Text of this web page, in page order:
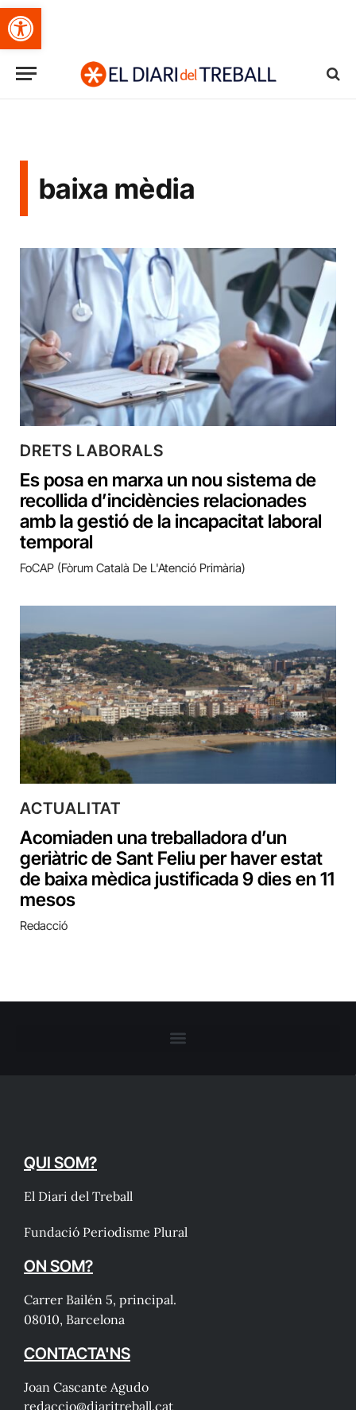
Obre la barra d'eines
baixa mèdia
DRETS LABORALS
Es posa en marxa un nou sistema de
recollida d’incidències relacionades
amb la gestió de la incapacitat laboral
temporal
FoCAP (Fòrum Català De L'Atenció Primària)
ACTUALITAT
Acomiaden una treballadora d’un
geriàtric de Sant Feliu per haver estat
de baixa mèdica justificada 9 dies en 11
mesos
Redacció
QUI SOM?
El Diari del Treball
Fundació Periodisme Plural
ON SOM?
Carrer Bailén 5, principal.
08010, Barcelona
CONTACTA'NS
Joan Cascante Agudo
redaccio@diaritreball.cat